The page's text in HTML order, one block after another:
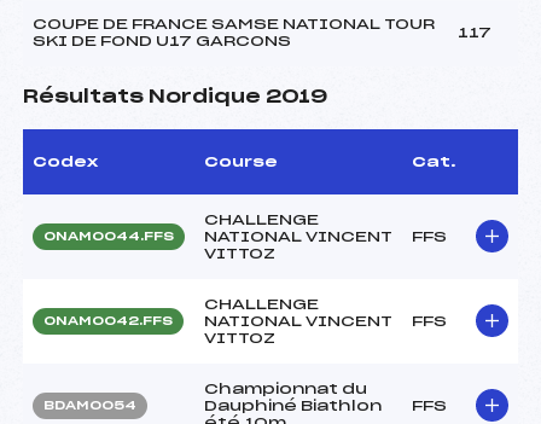
COUPE DE FRANCE SAMSE NATIONAL TOUR
SKI DE FOND U17 GARCONS
117
Résultats Nordique 2019
Codex Course Cat.
ONAM0044.FFS
CHALLENGE
NATIONAL VINCENT
VITTOZ
FFS
ONAM0042.FFS
CHALLENGE
NATIONAL VINCENT
VITTOZ
FFS
BDAM0054
Championnat du
Dauphiné Biathlon
FFS